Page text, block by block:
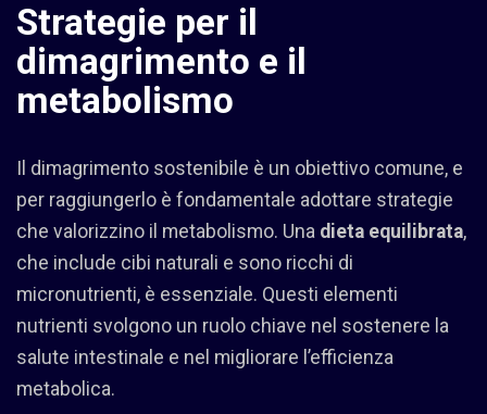
Strategie per il
dimagrimento e il
metabolismo
Il dimagrimento sostenibile è un obiettivo comune, e
per raggiungerlo è fondamentale adottare strategie
che valorizzino il metabolismo. Una dieta equilibrata,
che include cibi naturali e sono ricchi di
micronutrienti, è essenziale. Questi elementi
nutrienti svolgono un ruolo chiave nel sostenere la
salute intestinale e nel migliorare l’efficienza
metabolica.